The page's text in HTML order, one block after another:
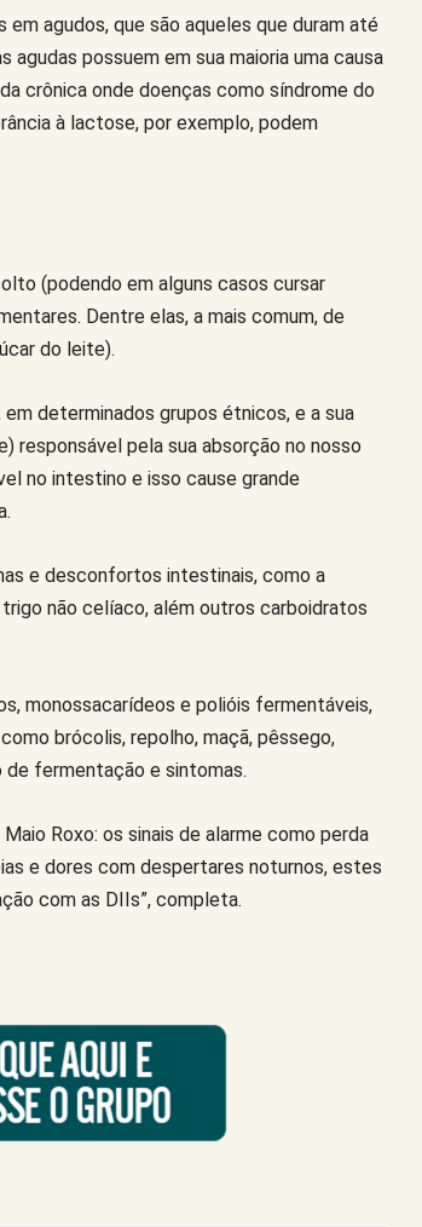
agudos, que são aqueles que duram até
agudas possuem em sua maioria uma causa
crônica onde doenças como síndrome do
à lactose, por exemplo, podem
(podendo em alguns casos cursar
Dentre elas, a mais comum, de
do leite).
determinados grupos étnicos, e a sua
responsável pela sua absorção no nosso
no intestino e isso cause grande
e desconfortos intestinais, como a
não celíaco, além outros carboidratos
monossacarídeos e polióis fermentáveis,
brócolis, repolho, maçã, pêssego,
de fermentação e sintomas.
Roxo: os sinais de alarme como perda
e dores com despertares noturnos, estes
com as DIIs”, completa.